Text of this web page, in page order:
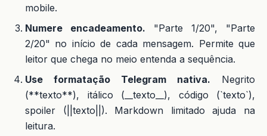
mobile.
Numere encadeamento. "Parte 1/20", "Parte
2/20" no início de cada mensagem. Permite que
leitor que chega no meio entenda a sequência.
Use formatação Telegram nativa. Negrito
(**texto**), itálico (__texto__), código (`texto`),
spoiler (||texto||). Markdown limitado ajuda na
leitura.